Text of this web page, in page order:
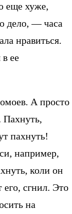
еще хуже,
дело, — часа
нравиться.
ее
А просто
Пахнуть,
пахнуть!
например,
коли он
сгнил. Это
на